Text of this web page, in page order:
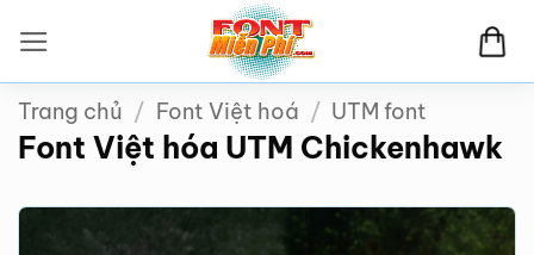
qua
nội
dung
Trang chủ / Font Việt hoá / UTM font
Font Việt hóa UTM Chickenhawk